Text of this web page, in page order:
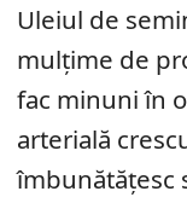
Uleiul de
mulțime de
fac minuni în
arterială
îmbunătățesc